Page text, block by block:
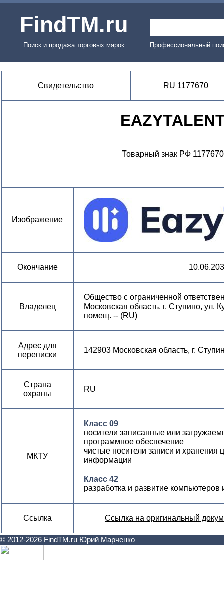
FindTM.ru
Поиск и продажа торговых марок Профессиональный
Свидетельство RU 1177670
Товарный знак РФ 1177670
Изображение
Окончание
Владелец
Общество с ограниченной
Московская область, г. Ступино, ул.
помещ. -- (RU)
Адрес для
переписки
142903 Московская область, г.
Страна
охраны
RU
МКТУ
Класс 09
носители записанные или
программное обеспечение
чистые носители записи и
информации
Класс 42
разработка и развитие
Ссылка Ссылка на оригинальный
© 2012-2026 FindTM.ru Юрий Марченко